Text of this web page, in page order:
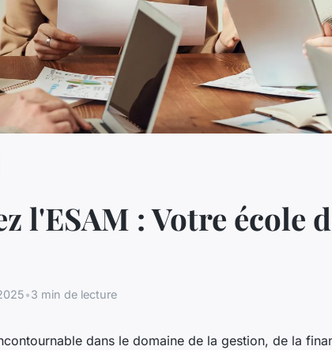
l'ESAM : Votre école
•3 min de lecture
dans le domaine de la gestion, de la